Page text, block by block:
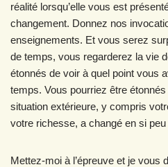
réalité lorsqu’elle vous est
changement. Donnez nos
enseignements. Et vous serez
de temps, vous regarderez la vie
étonnés de voir à quel point vous
temps. Vous pourriez être
situation extérieure, y compris
votre richesse, a changé en si
Mettez-moi à l’épreuve et je vous